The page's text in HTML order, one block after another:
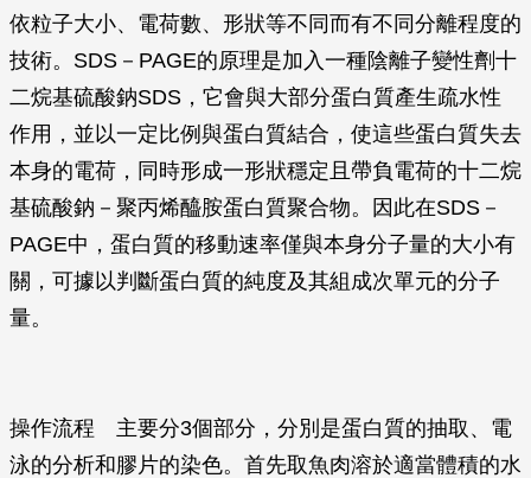
依粒子大小、電荷數、形狀等不同而有不同分離程度的
技術。SDS－PAGE的原理是加入一種陰離子變性劑十
二烷基硫酸鈉SDS，它會與大部分蛋白質產生疏水性
作用，並以一定比例與蛋白質結合，使這些蛋白質失去
本身的電荷，同時形成一形狀穩定且帶負電荷的十二烷
基硫酸鈉－聚丙烯醯胺蛋白質聚合物。因此在SDS－
PAGE中，蛋白質的移動速率僅與本身分子量的大小有
關，可據以判斷蛋白質的純度及其組成次單元的分子
量。
操作流程 主要分3個部分，分別是蛋白質的抽取、電
泳的分析和膠片的染色。首先取魚肉溶於適當體積的水